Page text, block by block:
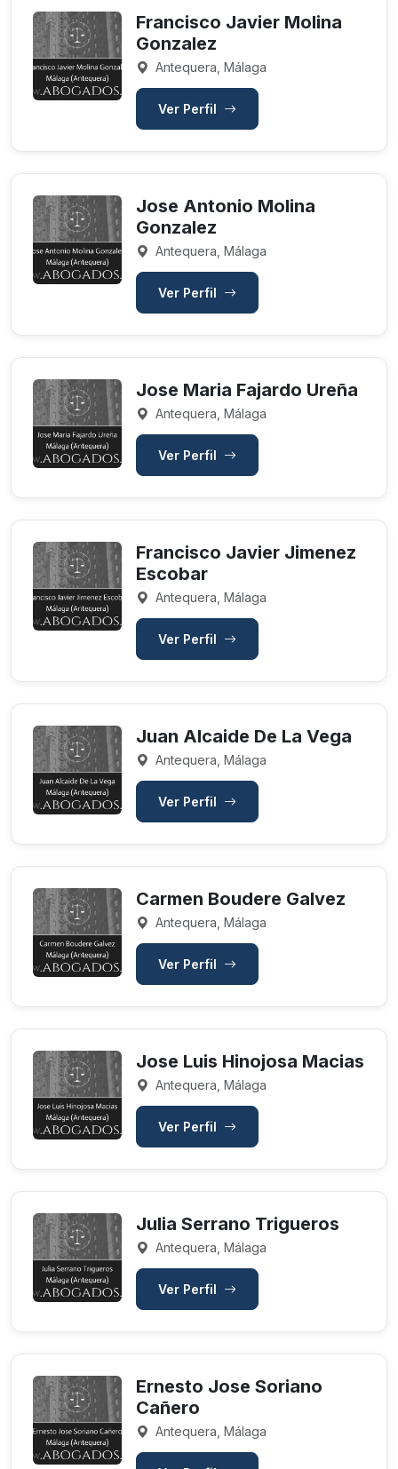
Francisco Javier Molina
Gonzalez
Antequera, Málaga
Ver Perfil
Jose Antonio Molina
Gonzalez
Antequera, Málaga
Ver Perfil
Jose Maria Fajardo Ureña
Antequera, Málaga
Ver Perfil
Francisco Javier Jimenez
Escobar
Antequera, Málaga
Ver Perfil
Juan Alcaide De La Vega
Antequera, Málaga
Ver Perfil
Carmen Boudere Galvez
Antequera, Málaga
Ver Perfil
Jose Luis Hinojosa Macias
Antequera, Málaga
Ver Perfil
Julia Serrano Trigueros
Antequera, Málaga
Ver Perfil
Ernesto Jose Soriano
Cañero
Antequera, Málaga